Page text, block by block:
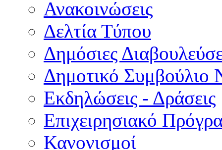
Ανακοινώσεις
Δελτία Τύπου
Δημόσιες
Δημοτικό Συμβούλιο
Εκδηλώσεις - Δράσεις
Επιχειρησιακό
Κανονισμοί